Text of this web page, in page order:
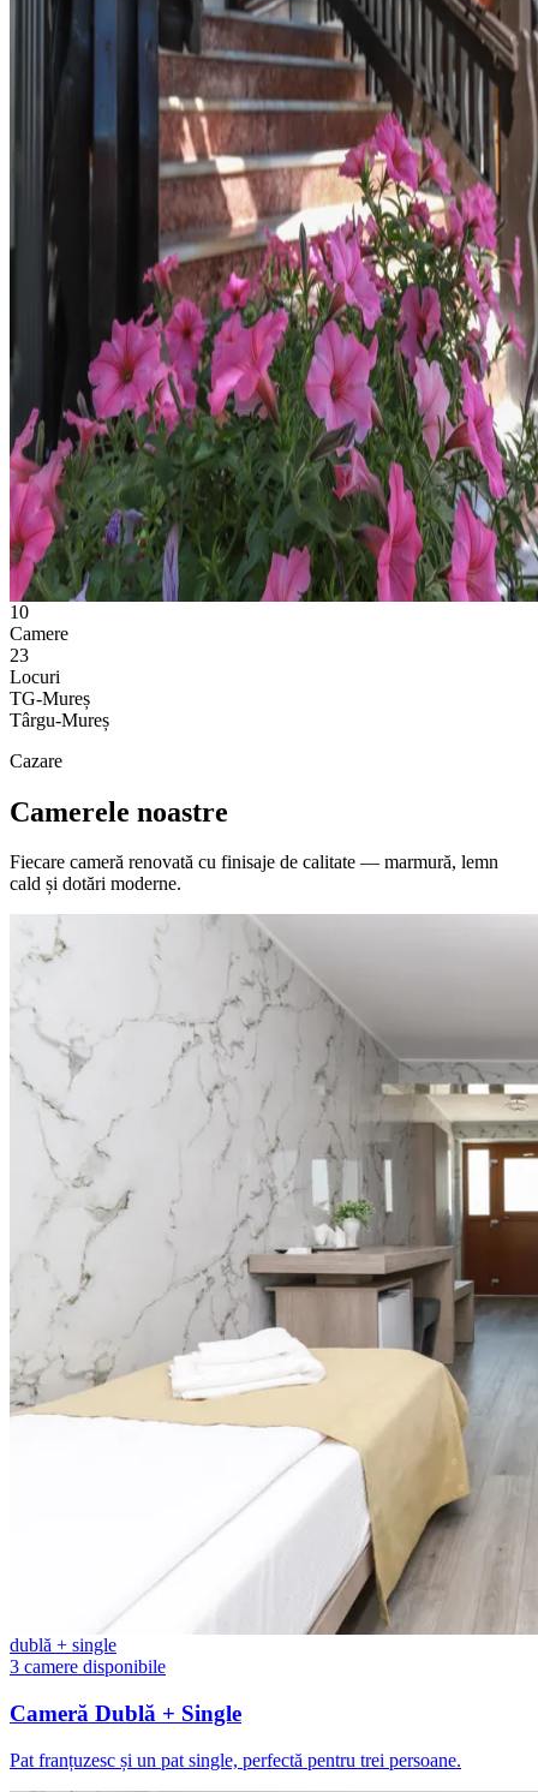
10
Camere
23
Locuri
TG-Mureș
Târgu-Mureș
Cazare
Camerele noastre
Fiecare cameră renovată cu finisaje de calitate — marmură, lemn
cald și dotări moderne.
dublă + single
3 camere disponibile
Cameră Dublă + Single
Pat franțuzesc și un pat single, perfectă pentru trei persoane.